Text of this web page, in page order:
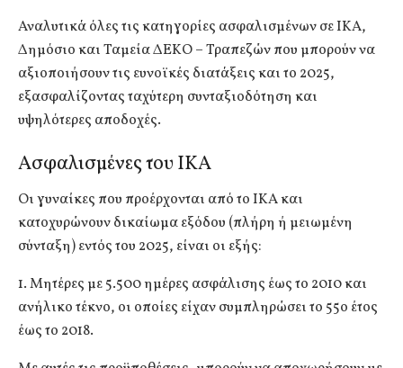
Αναλυτικά όλες τις κατηγορίες ασφαλισμένων σε ΙΚΑ,
Δημόσιο και Ταμεία ΔΕΚΟ – Τραπεζών που μπορούν να
αξιοποιήσουν τις ευνοϊκές διατάξεις και το 2025,
εξασφαλίζοντας ταχύτερη συνταξιοδότηση και
υψηλότερες αποδοχές.
Ασφαλισμένες του ΙΚΑ
Οι γυναίκες που προέρχονται από το ΙΚΑ και
κατοχυρώνουν δικαίωμα εξόδου (πλήρη ή μειωμένη
σύνταξη) εντός του 2025, είναι οι εξής:
1. Μητέρες με 5.500 ημέρες ασφάλισης έως το 2010 και
ανήλικο τέκνο, οι οποίες είχαν συμπληρώσει το 55ο έτος
έως το 2018.